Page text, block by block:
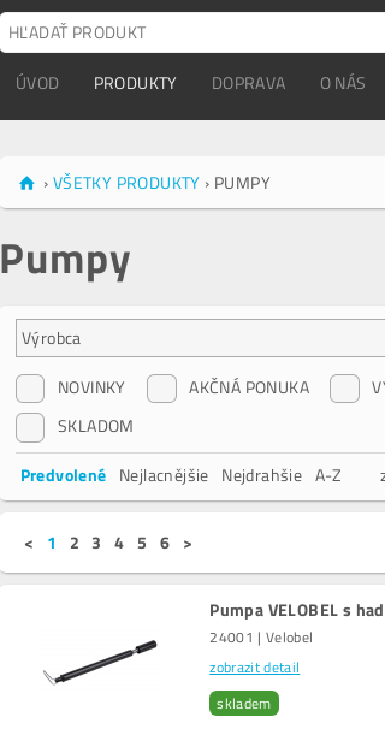
ÚVOD PRODUKTY DOPRAVA O NÁS
›VŠETKY PRODUKTY › PUMPY
Pumpy
NOVINKY AKČNÁ PONUKA
SKLADOM
Predvolené Nejlacnějšie Nejdrahšie A-Z
< 1 2 3 4 5 6 >
Pumpa VELOBEL s
24001 | Velobel
zobrazit detail
skladem